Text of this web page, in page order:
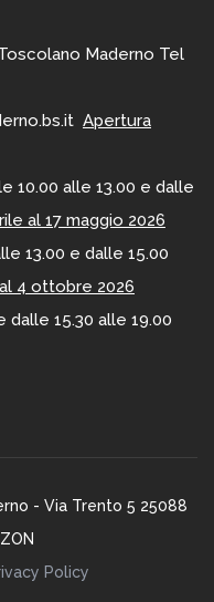
Maderno Tel
Apertura
10.00 alle 13.00 e dalle
al 17 maggio 2026
13.00 e dalle 15.00
4 ottobre 2026
dalle 15.30 alle 19.00
- Via Trento 5 25088
Policy